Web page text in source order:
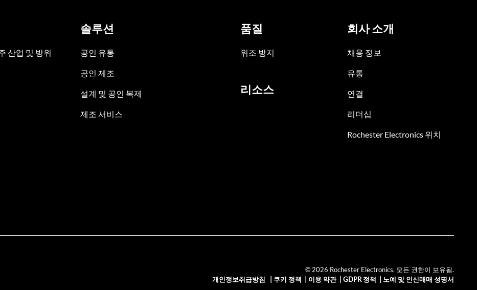
산업 및 방위
솔루션
공인 유통
공인 제조
설계 및 공인 복제
제조 서비스
품질
위조 방지
리소스
회사 소개
채용 정보
유통
연결
리더십
Rochester Electronics 위치
© 2026 Rochester Electronics. 모든 권한이 보유됨.
개인정보취급방침
쿠키 정책 이용 약관| GDPR 정책 노예 및 인신매매 성명서